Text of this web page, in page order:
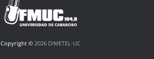
Copyright © 2026 DIMETEL-UC